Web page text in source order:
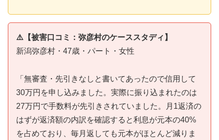
⚠️【被害口コミ：弥彦村のケーススタディ】
新潟弥彦村・47歳・パート・女性
「無審査・先引きなしと書いてあったので信用して
30万円を申し込みました。実際に振り込まれたのは
27万円で手数料が先引きされていました。月1返済の
はずが返済額の内訳を確認すると利息が元本の40%
を占めており、毎月返しても元本がほとんど減りま